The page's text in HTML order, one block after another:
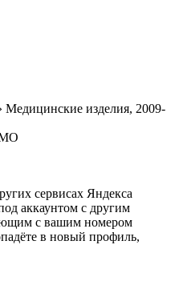
изделия, 2009-
сервисах Яндекса
аккаунтом с другим
с вашим номером
в новый профиль,